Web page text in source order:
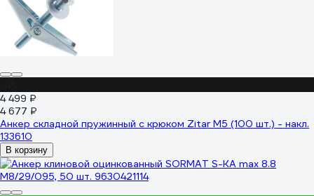
4 499 ₽
4 677 ₽
Анкер складной пружинный с крюком Zitar М5 (100 шт.) - накл.
133610
В корзину